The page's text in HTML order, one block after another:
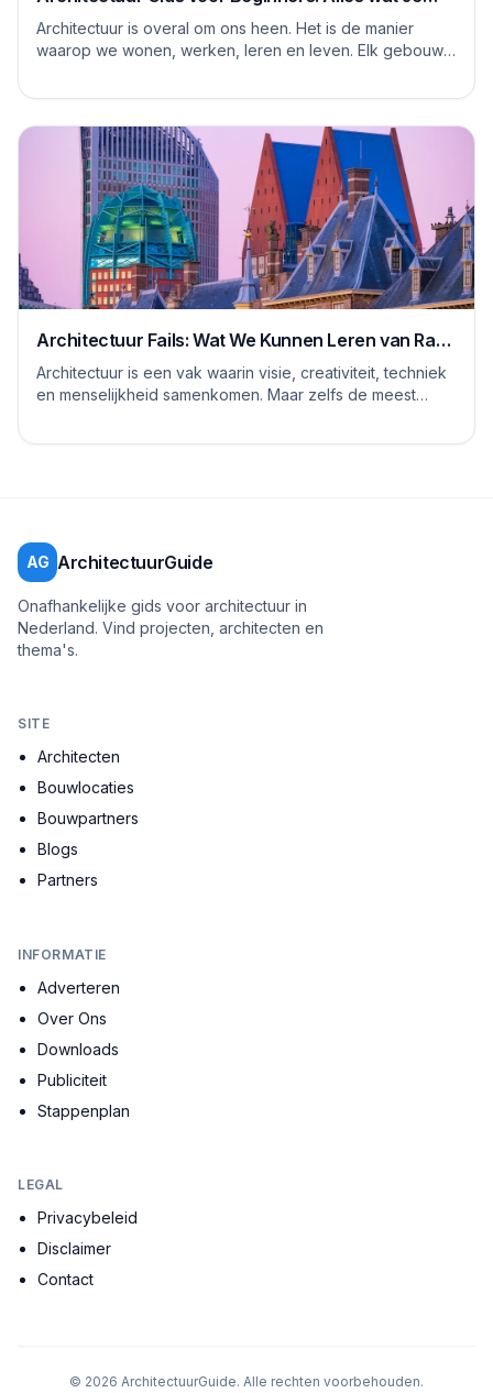
Moet Weten
Architectuur is overal om ons heen. Het is de manier
waarop we wonen, werken, leren en leven. Elk gebouw
Architectuur Fails: Wat We Kunnen Leren van Rare
Ontwerpen
Architectuur is een vak waarin visie, creativiteit, techniek
en menselijkheid samenkomen. Maar zelfs de meest
AG ArchitectuurGuide
Onafhankelijke gids voor architectuur in
Nederland. Vind projecten, architecten en
thema's.
SITE
Architecten
Bouwlocaties
Bouwpartners
Blogs
Partners
INFORMATIE
Adverteren
Over Ons
Downloads
Publiciteit
Stappenplan
LEGAL
Privacybeleid
Disclaimer
Contact
© 2026 ArchitectuurGuide. Alle rechten voorbehouden.